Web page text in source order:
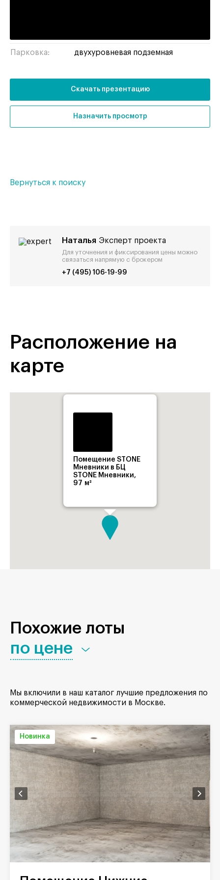
Парковка: двухуровневая подземная
Скачать презентацию
Назначить просмотр
Вернуться к поиску
Наталья Эксперт проекта
Для уточнения и фиксирования цены можно
связаться напрямую с брокером
+7 (495) 106-19-99
Расположение на
карте
Помещение STONE
Мневники в БЦ
STONE Мневники,
97 м²
Похожие лоты
по цене
Мы включили в наш каталог лучшие предложения по
коммерческой недвижимости в Москве.
Новинка